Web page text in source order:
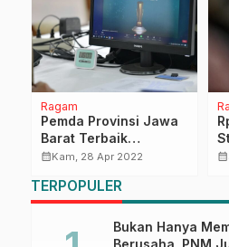
Ragam
Pemda Provinsi Jawa
Barat Terbaik
Pembangunan Daerah
calendar_monthKam, 28 Apr 2022 calendar_month
TERPOPULER
Bukan Hanya
Berusaha, PNM